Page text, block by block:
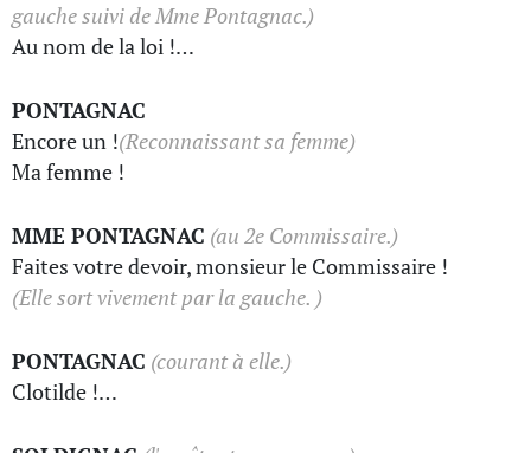
gauche suivi de Mme Pontagnac.)
Au nom de la loi !…
PONTAGNAC
Encore un !(Reconnaissant sa femme)
Ma femme !
MME PONTAGNAC (au 2e Commissaire.)
Faites votre devoir, monsieur le Commissaire !
(Elle sort vivement par la gauche. )
PONTAGNAC (courant à elle.)
Clotilde !…